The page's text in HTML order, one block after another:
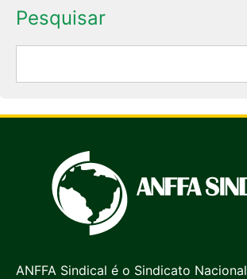
Pesquisar
ANFFA Sindical é o Sindicato